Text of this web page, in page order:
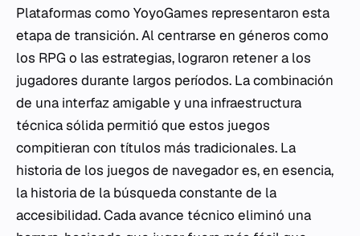
Plataformas como YoyoGames representaron esta
etapa de transición. Al centrarse en géneros como
los RPG o las estrategias, lograron retener a los
jugadores durante largos períodos. La combinación
de una interfaz amigable y una infraestructura
técnica sólida permitió que estos juegos
compitieran con títulos más tradicionales. La
historia de los juegos de navegador es, en esencia,
la historia de la búsqueda constante de la
accesibilidad. Cada avance técnico eliminó una